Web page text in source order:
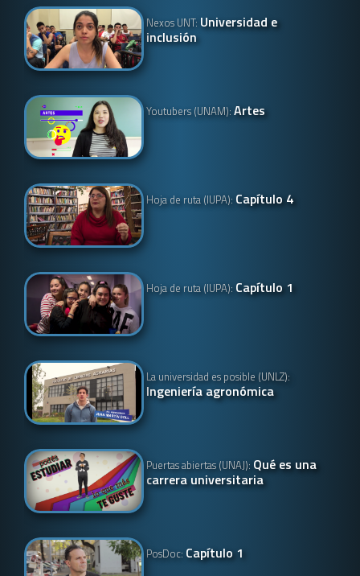
Nexos UNT: Universidad e
inclusión
Youtubers (UNAM):Artes
Hoja de ruta (IUPA): Capítulo 4
Hoja de ruta (IUPA): Capítulo 1
La universidad es posible (UNLZ):
Ingeniería agronómica
Puertas abiertas (UNAJ): Qué es una
carrera universitaria
PosDoc: Capítulo 1